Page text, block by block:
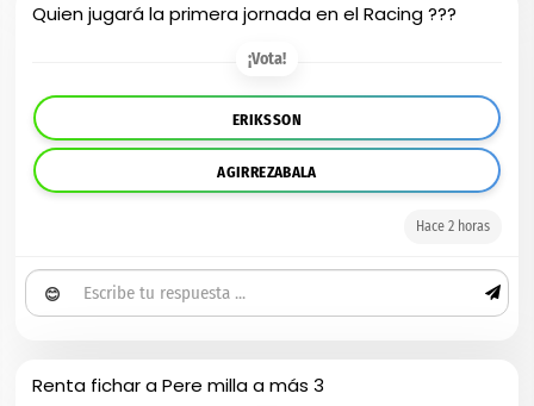
Quien jugará la primera jornada en el Racing ???
¡Vota!
ERIKSSON
AGIRREZABALA
Hace 2 horas
😊
Renta fichar a Pere milla a más 3